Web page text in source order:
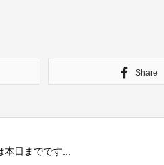
Share
日までです...